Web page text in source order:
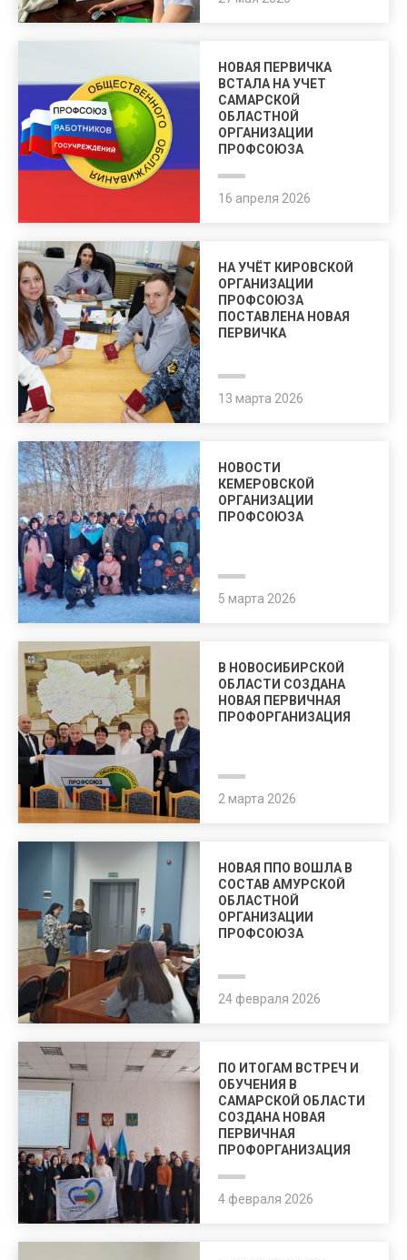
НОВАЯ ПЕРВИЧКА
ВСТАЛА НА УЧЕТ
САМАРСКОЙ
ОБЛАСТНОЙ
ОРГАНИЗАЦИИ
ПРОФСОЮЗА
16 апреля 2026
НА УЧЁТ КИРОВСКОЙ
ОРГАНИЗАЦИИ
ПРОФСОЮЗА
ПОСТАВЛЕНА НОВАЯ
ПЕРВИЧКА
13 марта 2026
НОВОСТИ
КЕМЕРОВСКОЙ
ОРГАНИЗАЦИИ
ПРОФСОЮЗА
5 марта 2026
В НОВОСИБИРСКОЙ
ОБЛАСТИ СОЗДАНА
НОВАЯ ПЕРВИЧНАЯ
ПРОФОРГАНИЗАЦИЯ
2 марта 2026
НОВАЯ ППО ВОШЛА В
СОСТАВ АМУРСКОЙ
ОБЛАСТНОЙ
ОРГАНИЗАЦИИ
ПРОФСОЮЗА
24 февраля 2026
ПО ИТОГАМ ВСТРЕЧ И
ОБУЧЕНИЯ В
САМАРСКОЙ ОБЛАСТИ
СОЗДАНА НОВАЯ
ПЕРВИЧНАЯ
ПРОФОРГАНИЗАЦИЯ
4 февраля 2026